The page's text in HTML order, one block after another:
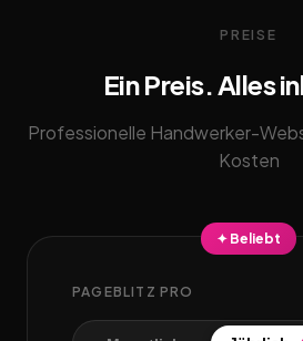
PREISE
Ein Preis. Alles
Professionelle Handwerker-
Kosten
✦ Beliebt
PAGEBLITZ PRO